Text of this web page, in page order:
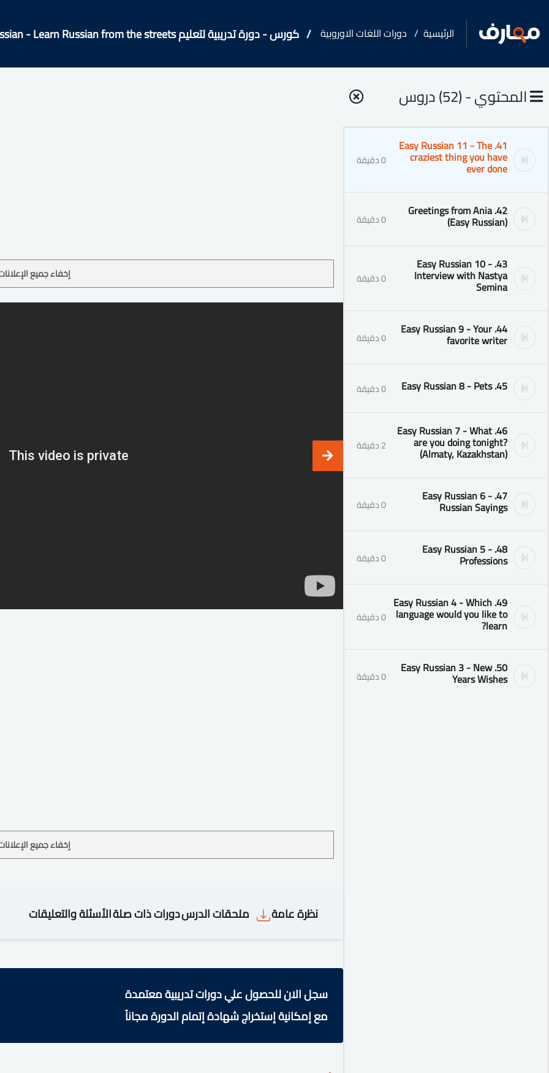
الرئيسية دورات اللغات الاوروبية كورس - دورة تدريبية لتعليم Easy Russian - Learn Russian from the streets!
المحتوي - (52) دروس
41. Easy Russian 11 - The
craziest thing you have
ever done 0 دقيقة
42. Greetings from Ania
(Easy Russian) 0 دقيقة
43. Easy Russian 10 -
Interview with Nastya
Semina 0 دقيقة
44. Easy Russian 9 - Your
favorite writer 0 دقيقة
45. Easy Russian 8 - Pets 0 دقيقة
46. Easy Russian 7 - What
are you doing tonight?
(Almaty, Kazakhstan) 2 دقيقة
47. Easy Russian 6 -
Russian Sayings 0 دقيقة
48. Easy Russian 5 -
Professions 0 دقيقة
49. Easy Russian 4 - Which
language would you like to
learn? 0 دقيقة
50. Easy Russian 3 - New
Years Wishes 0 دقيقة
إخفاء جميع
إخفاء جميع
نظرة عامة ملحقات الدرسدورات ذات صلةالأسئلة والتعليقات
سجل الان للحصول علي دورات تدريبية معتمدة
مع إمكانية إستخراج شهادة إتمام الدورة مجاناً